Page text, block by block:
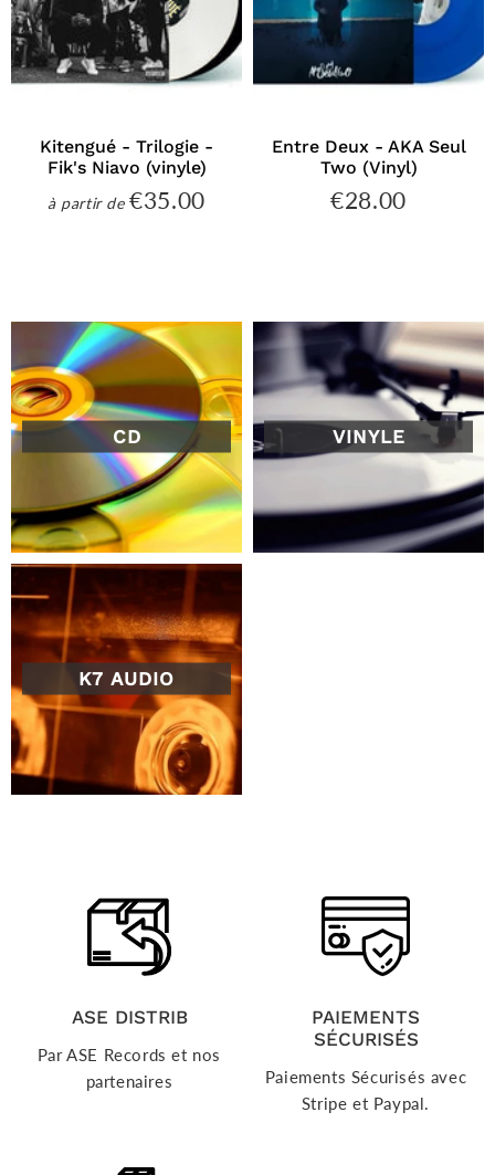
Kitengué - Trilogie -
Fik's Niavo (vinyle)
à partir dePrix
€35.00
Entre Deux - AKA Seul
Two (Vinyl)
Prix
€28.00
CD VINYLE
K7 AUDIO
ASE DISTRIB
Par ASE Records et nos
partenaires
PAIEMENTS
SÉCURISÉS
Paiements Sécurisés avec
Stripe et Paypal.